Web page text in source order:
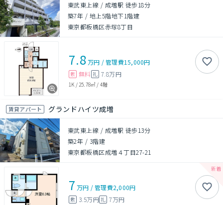
東武東上線 / 成増駅 徒歩18分
築7年 / 地上5階地下1階建
東京都板橋区赤塚8丁目
7.8万円 /管理費15,000円
敷 無料 礼 7.8万円
1K / 25.78㎡ / 4階
賃貸アパート グランドハイツ成増
東武東上線 / 成増駅 徒歩13分
築2年 / 3階建
東京都板橋区成増４丁目27-21
7 万円 /管理費2,000円
敷 3.5万円礼 7万円